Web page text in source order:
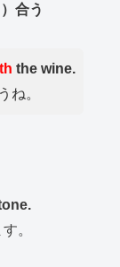
合う
the wine.
ね。
。